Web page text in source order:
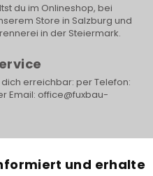
du im Onlineshop, bei
Store in Salzburg und
in der Steiermark.
erreichbar: per Telefon:
Email: office@fuxbau-
und erhalte